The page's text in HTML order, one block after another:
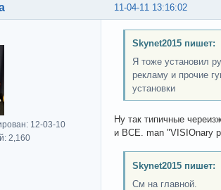
11-04-11 13:16:02
12-03-10
2,160
Skynet2015 пишет:
Я тоже установил
рекламу и прочие
установки
Ну так типичные
и ВСЕ. man "VISIOnary
Skynet2015 пишет:
См на главной.